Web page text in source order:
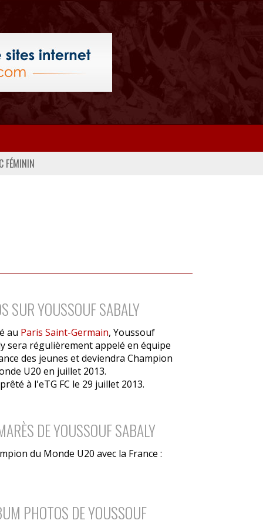
FÉMININ
SUR YOUSSOUF SABALY
au Paris Saint-Germain, Youssouf
sera régulièrement appelé en équipe
des jeunes et deviendra Champion
U20 en juillet 2013.
à l'eTG FC le 29 juillet 2013.
DE YOUSSOUF SABALY
du Monde U20 avec la France :
PHOTOS DE YOUSSOUF